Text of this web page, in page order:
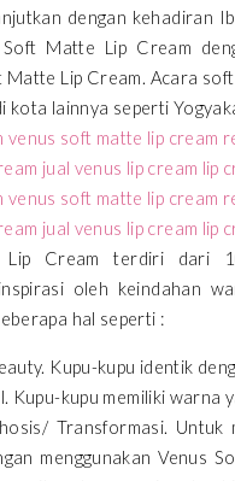
dengan kehadiran
Soft Matte Lip Cream
Matte Lip Cream. Acara
kota lainnya seperti
Cream terdiri dari
oleh keindahan
hal seperti :
Kupu-kupu identik
Kupu-kupu memiliki warna
Transformasi. Untuk
menggunakan Venus